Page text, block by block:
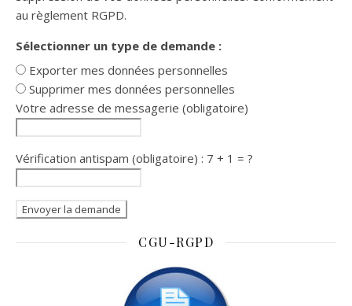
au règlement RGPD.
Sélectionner un type de demande :
Exporter mes données personnelles
Supprimer mes données personnelles
Votre adresse de messagerie (obligatoire)
Vérification antispam (obligatoire) : 7 + 1 = ?
CGU-RGPD